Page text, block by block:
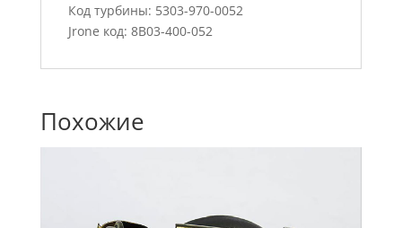
Код турбины: 5303-970-0052
Jrone код: 8B03-400-052
Похожие